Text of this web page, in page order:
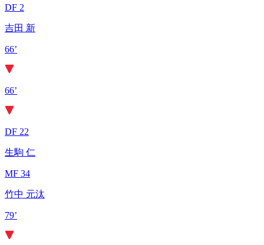
DF 2
吉田 新
66’
66’
DF 22
生駒 仁
MF 34
竹中 元汰
79’